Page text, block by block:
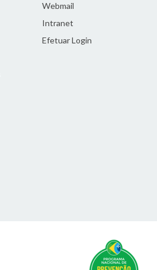
Webmail
Intranet
Efetuar Login